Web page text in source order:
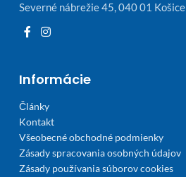
Severné nábrežie 45, 040 01 Košice
Informácie
Články
Kontakt
Všeobecné obchodné podmienky
Zásady spracovania osobných údajov
Zásady používania súborov cookies